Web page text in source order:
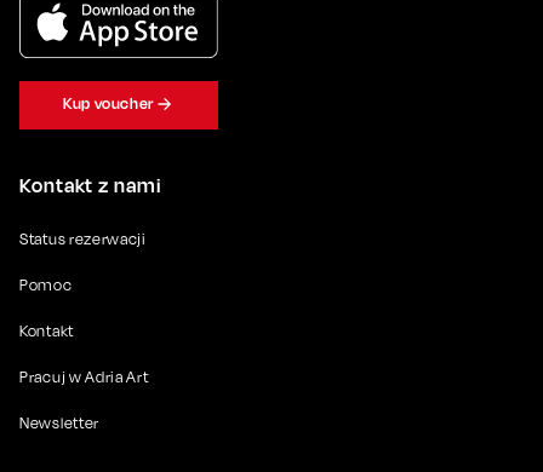
Kontakt z nami
Status rezerwacji
Pomoc
Kontakt
Pracuj w Adria Art
Newsletter
Kup voucher